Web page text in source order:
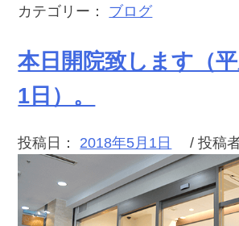
カテゴリー： ブログ
本日開院致します（平
1日）。
投稿日： 2018年5月1日 / 投稿